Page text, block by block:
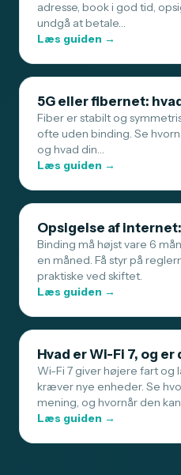
adresse, book i god tid,
undgå at betale…
Læs guiden →
5G eller fibernet:
Fiber er stabilt og
ofte uden binding. Se
og hvad din…
Læs guiden →
Opsigelse af
Binding må højst vare 6
en måned. Få styr på
praktiske ved skiftet.
Læs guiden →
Hvad er Wi-Fi 7, og
Wi-Fi 7 giver højere fart og
kræver nye enheder. Se
mening, og hvornår den
Læs guiden →